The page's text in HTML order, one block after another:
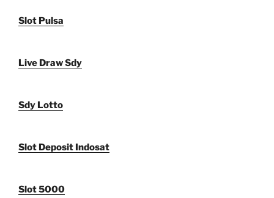
Slot Pulsa
Live Draw Sdy
Sdy Lotto
Slot Deposit Indosat
Slot 5000